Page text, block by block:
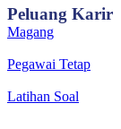
Peluang Karir
Magang
Pegawai Tetap
Latihan Soal